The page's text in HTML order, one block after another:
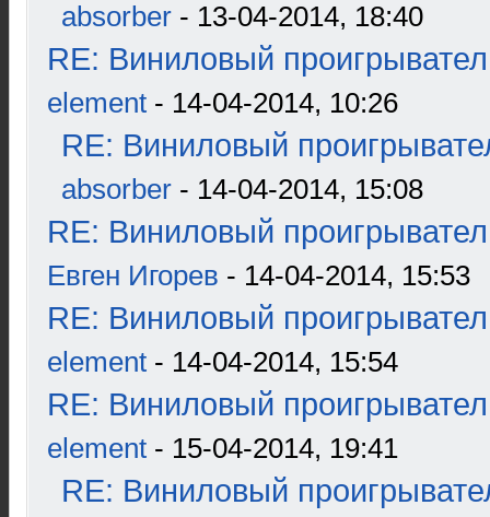
absorber - 13-04-2014, 18:40
RE: Виниловый
element - 14-04-2014, 10:26
RE: Виниловый
absorber - 14-04-2014, 15:08
RE: Виниловый
Евген Игорев - 14-04-2014, 15:53
RE: Виниловый
element - 14-04-2014, 15:54
RE: Виниловый
element - 15-04-2014, 19:41
RE: Виниловый